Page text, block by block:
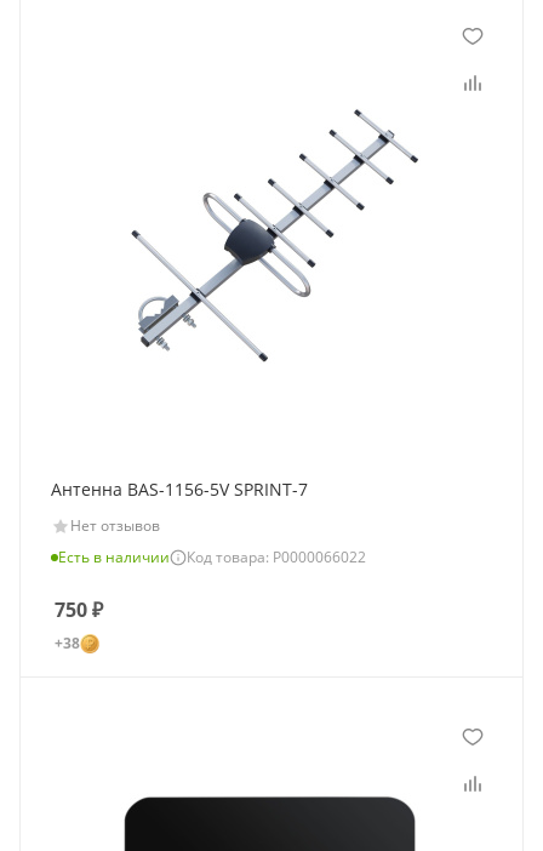
Антенна BAS-1156-5V SPRINT-7
Нет отзывов
Есть в наличии
Код товара: Р0000066022
750₽
+38